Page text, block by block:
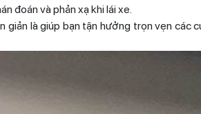
đoán và phản xạ khi lái xe.
là giúp bạn tận hưởng trọn vẹn các